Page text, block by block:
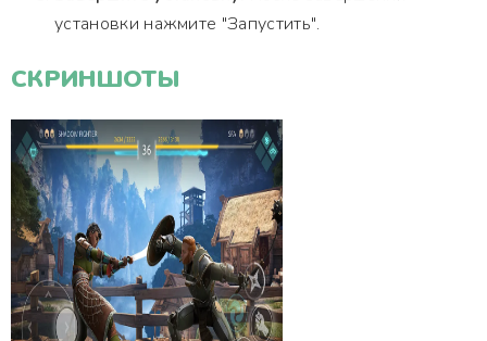
установки нажмите "Запустить".
СКРИНШОТЫ